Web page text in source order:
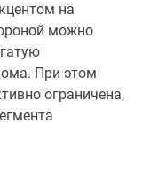
на
можно
При этом
ограничена,